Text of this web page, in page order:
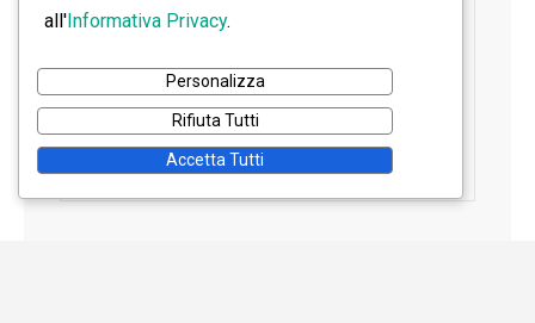
all'Informativa Privacy.
Personalizza
Rifiuta Tutti
Accetta Tutti